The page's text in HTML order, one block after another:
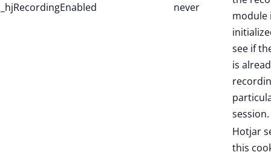
_hjRecordingEnabled never
module
see if
is
session.
Hotjar
this